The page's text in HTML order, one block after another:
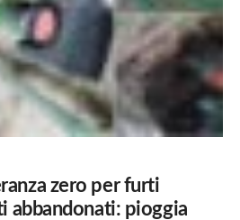
zero per furti
abbandonati: pioggia